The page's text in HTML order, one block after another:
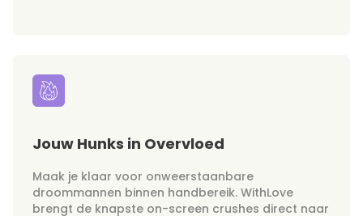
Jouw Hunks in Overvloed
Maak je klaar voor onweerstaanbare
droommannen binnen handbereik. WithLove
brengt de knapste on-screen crushes direct naar